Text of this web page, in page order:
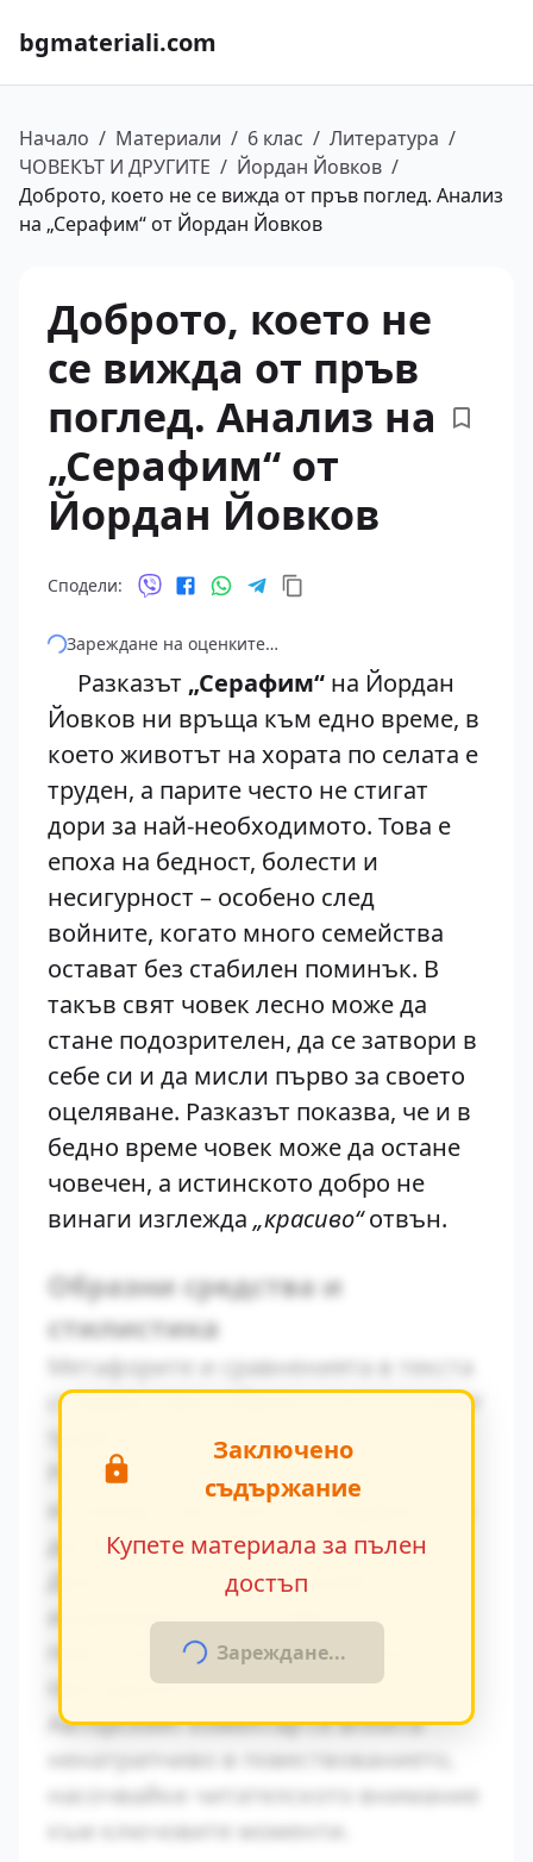
bgmateriali.com
Начало / Материали / 6 клас / Литература /
ЧОВЕКЪТ И ДРУГИТЕ / Йордан Йовков /
Доброто, което не се вижда от пръв поглед. Анализ
на „Серафим“ от Йордан Йовков
Доброто, което не
се вижда от пръв
поглед. Анализ на
„Серафим“ от
Йордан Йовков
Сподели:
Зареждане на оценките…
Разказът „Серафим“ на Йордан
Йовков ни връща към едно време, в
което животът на хората по селата е
труден, а парите често не стигат
дори за най-необходимото. Това е
епоха на бедност, болести и
несигурност – особено след
войните, когато много семейства
остават без стабилен поминък. В
такъв свят човек лесно може да
стане подозрителен, да се затвори в
себе си и да мисли първо за своето
оцеляване. Разказът показва, че и в
бедно време човек може да остане
човечен, а истинското добро не
винаги изглежда „красиво“отвън.
Образни средства и
стилистика
Метафорите и сравненията в текста
създават ярки образи, които остават
трайно в съзнанието на читателя.
Ритъмът на повествованието се
изгражда чрез умелото редуване на
динамични и статични епизоди.
Диалогичната реч разкрива
индивидуалните особености на
персонажите и тяхната социална
принадлежност.
Авторският коментар се вплита
ненатрапчиво в повествованието,
насочвайки читателското внимание
към ключовите моменти.
Заключено
съдържание
Купете материала за пълен
достъп
Зареждане...